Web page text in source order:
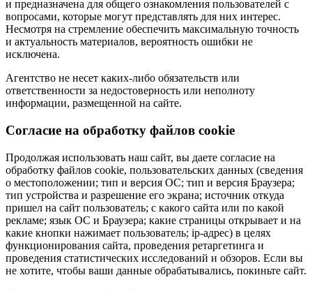
и предназначена для общего ознакомления пользователей с
вопросами, которые могут представлять для них интерес.
Несмотря на стремление обеспечить максимальную точность
и актуальность материалов, вероятность ошибки не
исключена.
Агентство не несет каких-либо обязательств или
ответственности за недостоверность или неполноту
информации, размещенной на сайте.
Cогласие на обработку файлов cookie
Продолжая использовать наш сайт, вы даете согласие на
обработку файлов cookie, пользовательских данных (сведения
о местоположении; тип и версия ОС; тип и версия Браузера;
тип устройства и разрешение его экрана; источник откуда
пришел на сайт пользователь; с какого сайта или по какой
рекламе; язык ОС и Браузера; какие страницы открывает и на
какие кнопки нажимает пользователь; ip-адрес) в целях
функционирования сайта, проведения ретаргетинга и
проведения статистических исследований и обзоров. Если вы
не хотите, чтобы ваши данные обрабатывались, покиньте сайт.